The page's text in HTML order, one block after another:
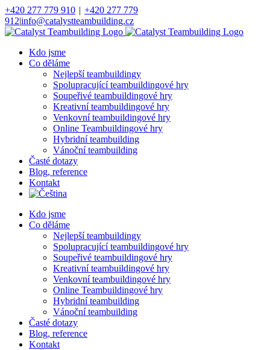
Přeskočit
na
obsah
+420 277 779 910 | +420 277 779
912|info@catalystteambuilding.cz
Facebook
Instagram
Kdo jsme
Co děláme
Nejlepší teambuildingy
Spolupracující teambuildingové hry
Soupeřivé teambuildingové hry
Kreativní teambuildingové hry
Venkovní teambuildingové hry
Online Teambuildingové hry
Hybridní teambuilding
Vánoční teambuilding
Časté dotazy
Blog, reference
Kontakt
Kdo jsme
Co děláme
Nejlepší teambuildingy
Spolupracující teambuildingové hry
Soupeřivé teambuildingové hry
Kreativní teambuildingové hry
Venkovní teambuildingové hry
Online Teambuildingové hry
Hybridní teambuilding
Vánoční teambuilding
Časté dotazy
Blog, reference
Kontakt